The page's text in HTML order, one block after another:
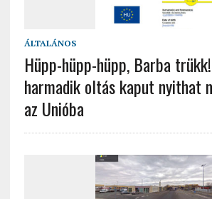
ÁLTALÁNOS
Hüpp-hüpp-hüpp, Barba
harmadik oltás kaput nyithat
az Unióba